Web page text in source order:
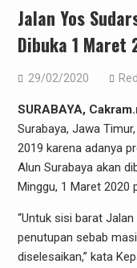
Jalan Yos
Dibuka 1 Maret
29/02/2020
SURABAYA,
Surabaya, Jawa
2019 karena adanya
Alun Surabaya akan
Minggu, 1 Maret 2020
“Untuk sisi barat
penutupan sebab
diselesaikan,” kata